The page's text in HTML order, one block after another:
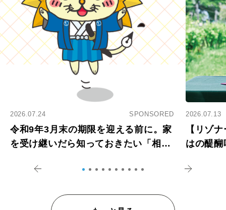
2026.07.24 SPONSORED
令和9年3月末の期限を迎える前に。家
を受け継いだら知っておきたい「相続
2026.07.13
【リゾ
はの醍